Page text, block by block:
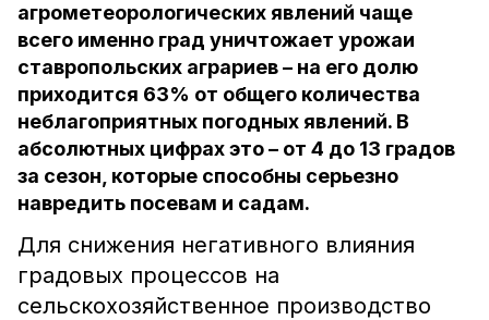
агрометеорологических явлений чаще
всего именно град уничтожает урожаи
ставропольских аграриев – на его долю
приходится 63% от общего количества
неблагоприятных погодных явлений. В
абсолютных цифрах это – от 4 до 13 градов
за сезон, которые способны серьезно
навредить посевам и садам.
Для снижения негативного влияния
градовых процессов на
сельскохозяйственное производство